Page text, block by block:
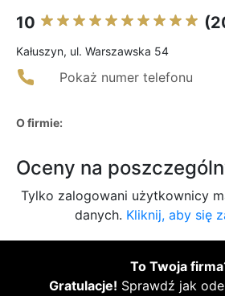
10
Kałuszyn, ul. Warszawska 54
Pokaż numer telefonu
O firmie:
Oceny na
Tylko zalogowani użytkownicy
danych. Kliknij, aby się
To Twoja firma
Gratulacje! Sprawdź jak